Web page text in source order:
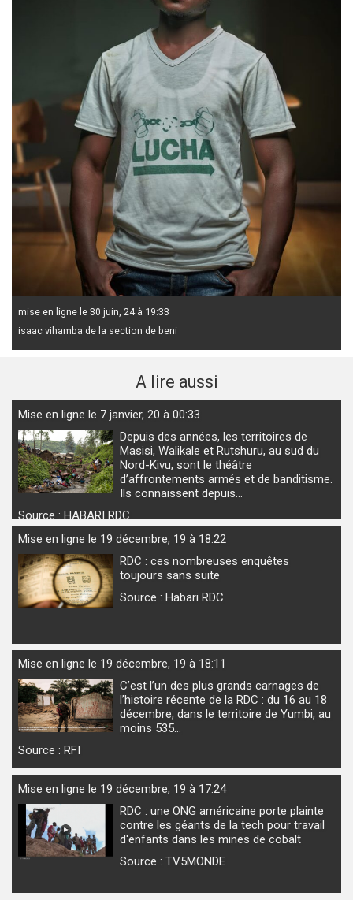
mise en ligne le 30 juin, 24 à 19:33
isaac vihamba de la section de beni
A lire aussi
Mise en ligne le 7 janvier, 20 à 00:33
Depuis des années, les territoires de
Masisi, Walikale et Rutshuru, au sud du
Nord-Kivu, sont le théâtre
d’affrontements armés et de banditisme.
Ils connaissent depuis…
Source : HABARI RDC
Mise en ligne le 19 décembre, 19 à 18:22
RDC : ces nombreuses enquêtes
toujours sans suite
Source : Habari RDC
Mise en ligne le 19 décembre, 19 à 18:11
C’est l’un des plus grands carnages de
l’histoire récente de la RDC : du 16 au 18
décembre, dans le territoire de Yumbi, au
moins 535…
Source : RFI
Mise en ligne le 19 décembre, 19 à 17:24
RDC : une ONG américaine porte plainte
contre les géants de la tech pour travail
d'enfants dans les mines de cobalt
Source : TV5MONDE